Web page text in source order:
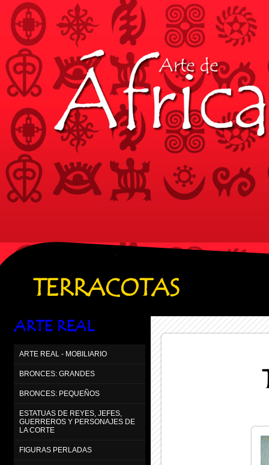
TERRACOTAS
ARTE REAL
ARTE REAL - MOBILIARIO
BRONCES: GRANDES
BRONCES: PEQUEÑOS
ESTATUAS DE REYES, JEFES,
GUERREROS Y PERSONAJES DE
LA CORTE
FIGURAS PERLADAS